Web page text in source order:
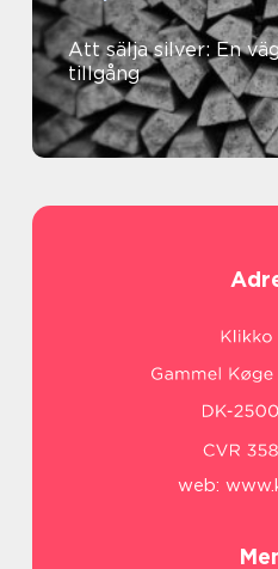
Att sälja silver: En
tillgång
web: